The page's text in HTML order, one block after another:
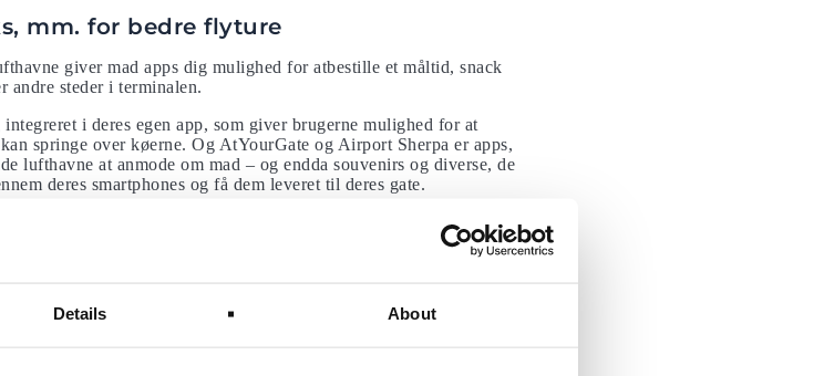
Details About
mm. for bedre flyture
giver mad apps dig mulighed for atbestille et måltid, snack
andre steder i terminalen.
i deres egen app, som giver brugerne mulighed for at
springe over køerne. Og AtYourGate og Airport Sherpa er apps,
lufthavne at anmode om mad – og endda souvenirs og diverse, de
deres smartphones og få dem leveret til deres gate.
af natur er lidt kræsen. Med lidt planlægning kan du medbringe din
fremskyndede screeningsprogram, dergiver medlemmer
det ikkeer påkrævet at tage sko og bælter af, eller at fjerne ting